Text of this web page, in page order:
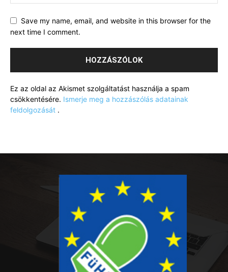
Save my name, email, and website in this browser for the
next time I comment.
Ez az oldal az Akismet szolgáltatást használja a spam
csökkentésére. Ismerje meg a hozzászólás adatainak
feldolgozását .